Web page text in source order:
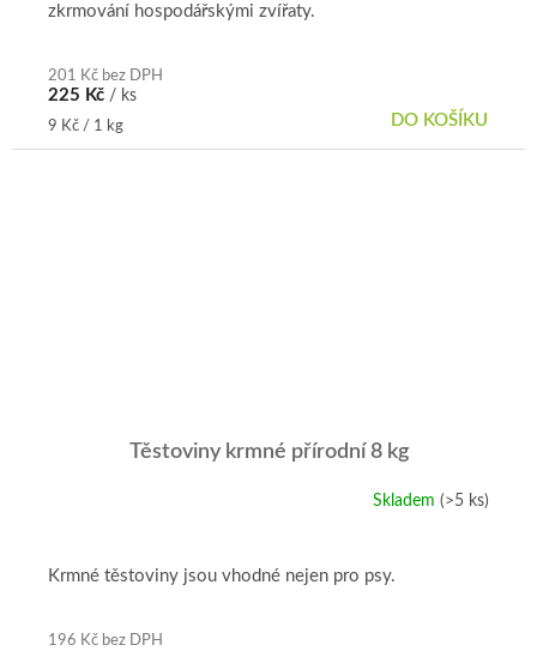
201 Kč bez DPH
225 Kč / ks
Měrná
cena:
9 Kč / 1 kg DO KOŠÍKU
zkrmování hospodářskými zvířaty.
Těstoviny krmné přírodní 8 kg
Skladem (>5 ks)
196 Kč bez DPH
Krmné těstoviny jsou vhodné nejen pro psy.